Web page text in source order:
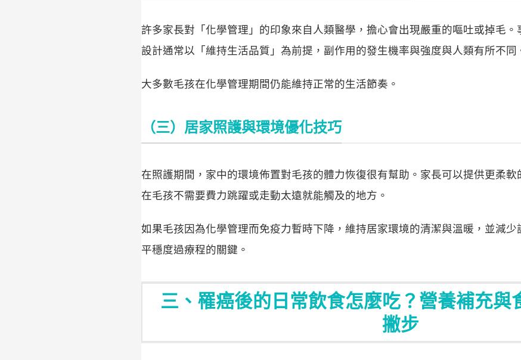
許多家長對「化學管理」的印象來自人類醫學，擔心會出現嚴重的嘔吐或掉毛
設計通常以「維持生活品質」為前提，副作用的發生機率與強度與人類有所不同
大多數毛孩在化學管理期間仍能維持正常的生活節奏。
（三）居家照護與環境優化技巧
在照護期間，家中的環境佈置對毛孩的體力恢復很有幫助。家長可以提供更柔
在毛孩不需要費力跳躍或走動太遠就能觸及的地方。
如果毛孩因為化學管理而免疫力暫時下降，維持居家環境的清潔與溫暖，並減少
平穩度過療程的關鍵。
三、罹癌後的日常飲食怎麼吃？營養補充與
撇步